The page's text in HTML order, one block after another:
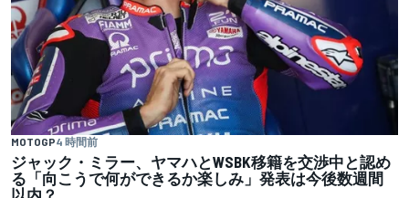
MOTOGP4 時間前
ジャック・ミラー、ヤマハとWSBK移籍を交渉中と認め
る「向こうで何ができるか楽しみ」発表は今後数週間
以内？